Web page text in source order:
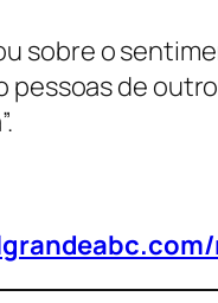
sobre o
de